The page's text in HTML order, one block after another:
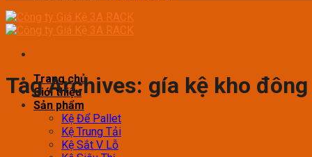
Trang chủ
Giới thiệu
Sản phẩm
Kệ Để Pallet
Kệ Trung Tải
Kệ Sắt V Lỗ
Tag Archives: gía kệ kho